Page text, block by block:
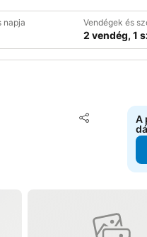
napja Vendégek és
2 vendég, 1
Megosztás
A